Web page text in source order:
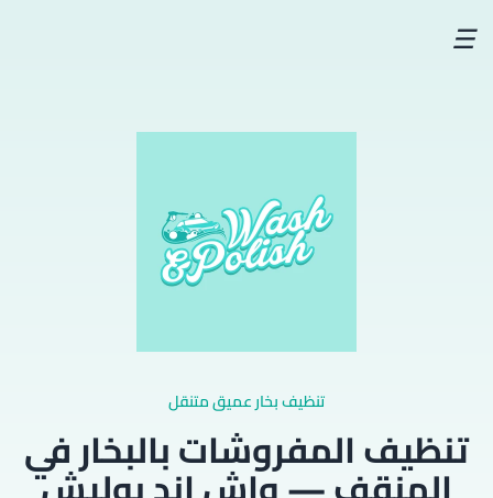
☰
تنظيف بخار عميق متنقل
تنظيف المفروشات بالبخار في